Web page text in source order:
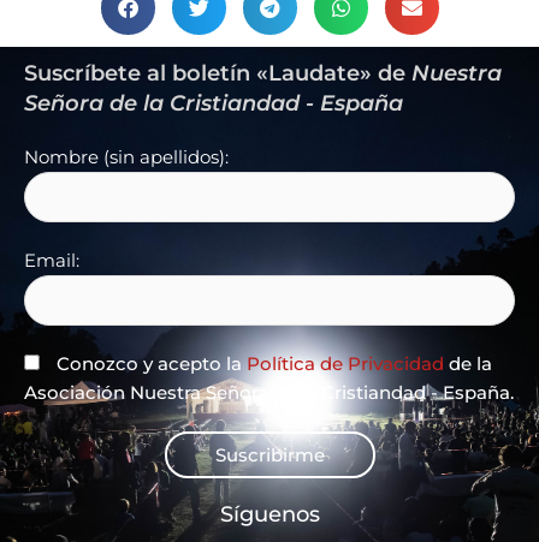
Suscríbete al boletín «Laudate» de Nuestra
Señora de la Cristiandad - España
Nombre (sin apellidos):
Email:
Conozco y acepto la Política de Privacidad de la
Asociación Nuestra Señora de la Cristiandad - España.
Suscribirme
Síguenos